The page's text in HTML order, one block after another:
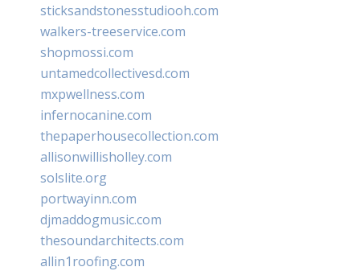
sticksandstonesstudiooh.com
walkers-treeservice.com
shopmossi.com
untamedcollectivesd.com
mxpwellness.com
infernocanine.com
thepaperhousecollection.com
allisonwillisholley.com
solslite.org
portwayinn.com
djmaddogmusic.com
thesoundarchitects.com
allin1roofing.com